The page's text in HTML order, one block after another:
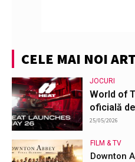
CELE MAI NOI
JOCURI
World of
oficială
25/05/2026
FILM & TV
Downton